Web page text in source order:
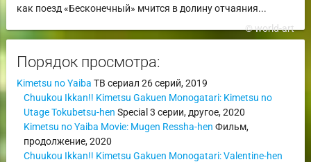
как поезд «Бесконечный» мчится в долину отчаяния...
© world-art
Порядок просмотра:
Kimetsu no Yaiba ТВ сериал 26 серий,2019
Chuukou Ikkan!! Kimetsu Gakuen Monogatari: Kimetsu no
Utage Tokubetsu-hen Special 3 серии, другое,2020
Kimetsu no Yaiba Movie: Mugen Ressha-hen Фильм,
продолжение,2020
Chuukou Ikkan!! Kimetsu Gakuen Monogatari: Valentine-hen